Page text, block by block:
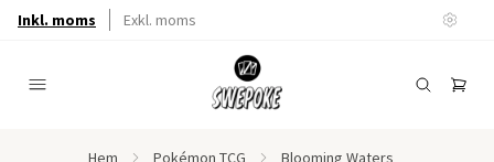
Inkl. moms Exkl. moms
Hem Pokémon TCG Blooming Waters